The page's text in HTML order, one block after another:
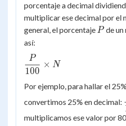
porcentaje a decimal
multiplicar ese decimal por el
general, el porcentaje P
Pde un
así:
\dfrac{P}
{100}
\times N
100
P
× N
Por ejemplo, para hallar el
convertimos 25% en decimal:
multiplicamos ese valor por